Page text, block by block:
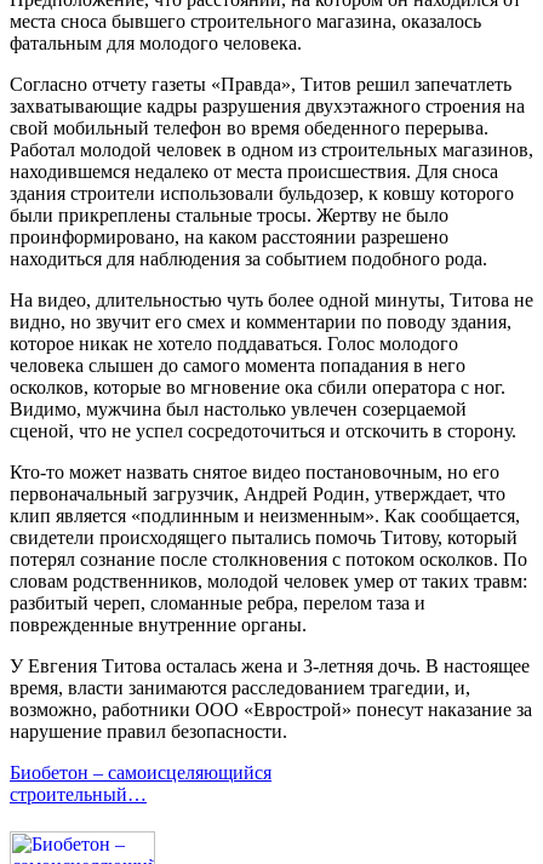
места сноса бывшего строительного магазина, оказалось
фатальным для молодого человека.
Согласно отчету газеты «Правда», Титов решил запечатлеть
захватывающие кадры разрушения двухэтажного строения на
свой мобильный телефон во время обеденного перерыва.
Работал молодой человек в одном из строительных магазинов,
находившемся недалеко от места происшествия. Для сноса
здания строители использовали бульдозер, к ковшу которого
были прикреплены стальные тросы. Жертву не было
проинформировано, на каком расстоянии разрешено
находиться для наблюдения за событием подобного рода.
На видео, длительностью чуть более одной минуты, Титова не
видно, но звучит его смех и комментарии по поводу здания,
которое никак не хотело поддаваться. Голос молодого
человека слышен до самого момента попадания в него
осколков, которые во мгновение ока сбили оператора с ног.
Видимо, мужчина был настолько увлечен созерцаемой
сценой, что не успел сосредоточиться и отскочить в сторону.
Кто-то может назвать снятое видео постановочным, но его
первоначальный загрузчик, Андрей Родин, утверждает, что
клип является «подлинным и неизменным». Как сообщается,
свидетели происходящего пытались помочь Титову, который
потерял сознание после столкновения с потоком осколков. По
словам родственников, молодой человек умер от таких травм:
разбитый череп, сломанные ребра, перелом таза и
поврежденные внутренние органы.
У Евгения Титова осталась жена и 3-летняя дочь. В настоящее
время, власти занимаются расследованием трагедии, и,
возможно, работники ООО «Еврострой» понесут наказание за
нарушение правил безопасности.
Биобетон – самоисцеляющийся
строительный…